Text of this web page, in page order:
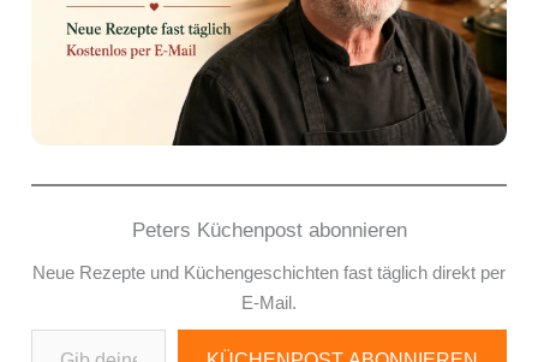
Peters Küchenpost abonnieren
Neue Rezepte und Küchengeschichten fast täglich direkt per
E-Mail.
Gib deine E-Mail-Adresse ein ...